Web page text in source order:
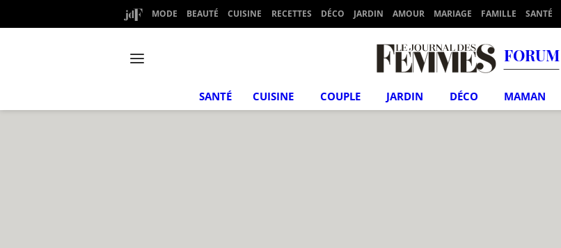
MODE BEAUTÉ CUISINE RECETTES DÉCO JARDIN AMOUR MARIAGE FAMILLE SANTÉ
FORUM
SANTÉ CUISINE COUPLE JARDIN DÉCO MAMAN